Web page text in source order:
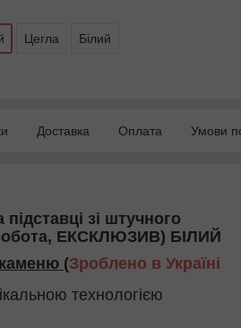
Цегла Білий
Доставка Оплата Умови
зі штучного
ЕКСКЛЮЗИВ) БІЛИЙ
(Зроблено в Україні
технологією